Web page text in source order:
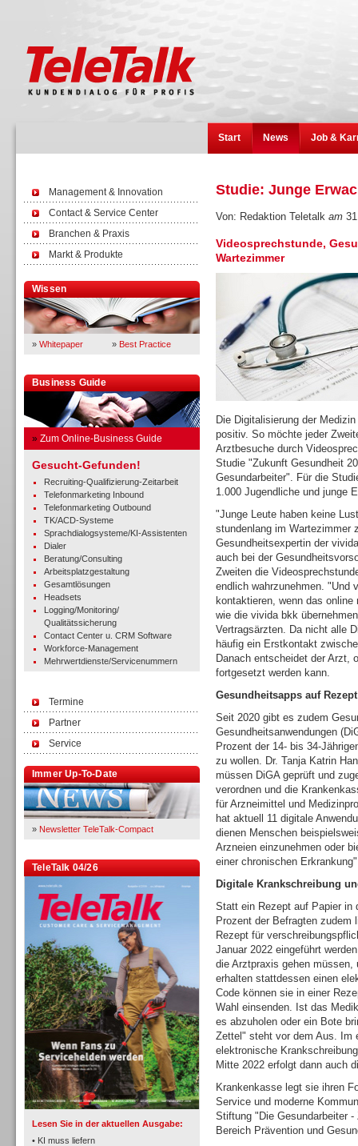
Start News Job &
Management & Innovation
Contact & Service Center
Branchen & Praxis
Markt & Produkte
Wissen
» Whitepaper » Best Practice
Business Guide
» Zum Online-Business Guide
Gesucht-Gefunden!
Recruiting-Qualifizierung-Zeitarbeit
Telefonmarketing Inbound
Telefonmarketing Outbound
TK/ACD-Systeme
Sprachdialogsysteme/KI-Assistenten
Dialer
Beratung/Consulting
Arbeitsplatzgestaltung
Gesamtlösungen
Headsets
Logging/Monitoring/
Qualitätssicherung
Contact Center u. CRM Software
Workforce-Management
Mehrwertdienste/Servicenummern
Termine
Partner
Service
Immer Up-To-Date
» Newsletter TeleTalk-Compact
TeleTalk 04/26
Lesen Sie in der aktuellen Ausgabe:
• KI muss liefern
TK- und ACD-Systeme
Studie: Junge
Von: Redaktion Teletalk am
Videosprechstunde,
Wartezimmer
Die Digitalisierung der
positiv. So möchte jeder
Arztbesuche durch
Studie "Zukunft Gesundheit
Gesundarbeiter". Für die
1.000 Jugendliche und junge
"Junge Leute haben keine
stundenlang im Wartezimmer
Gesundheitsexpertin der
auch bei der
Zweiten die
endlich wahrzunehmen. "Und
kontaktieren, wenn das
wie die vivida bkk
Vertragsärzten. Da nicht alle
häufig ein Erstkontakt
Danach entscheidet der Arzt,
fortgesetzt werden kann.
Gesundheitsapps auf Rezept
Seit 2020 gibt es zudem
Gesundheitsanwendungen
Prozent der 14- bis 34-
zu wollen. Dr. Tanja Katrin
müssen DiGA geprüft und
verordnen und die
für Arzneimittel und
hat aktuell 11 digitale
dienen Menschen
Arzneien einzunehmen oder
einer chronischen
Digitale Krankschreibung
Statt ein Rezept auf Papier in
Prozent der Befragten
Rezept für
Januar 2022 eingeführt
die Arztpraxis gehen
erhalten stattdessen einen
Code können sie in einer
Wahl einsenden. Ist das
es abzuholen oder ein Bote
Zettel" steht vor dem Aus. Im
elektronische
Mitte 2022 erfolgt dann auch
Krankenkasse legt sie ihren
Service und moderne
Stiftung "Die Gesundarbeiter
Bereich Prävention und